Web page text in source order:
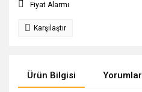
Fiyat Alarmı
Karşılaştır
Ürün Bilgisi Yorumlar